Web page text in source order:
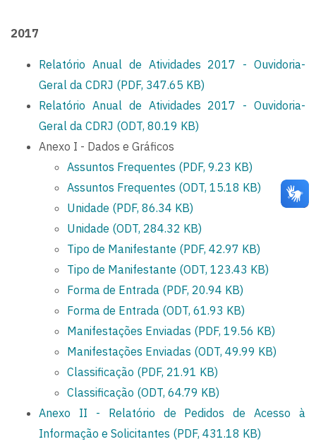
2017
Relatório Anual de Atividades 2017 - Ouvidoria-
Geral da CDRJ (PDF, 347.65 KB)
Relatório Anual de Atividades 2017 - Ouvidoria-
Geral da CDRJ (ODT, 80.19 KB)
Anexo I - Dados e Gráficos
Assuntos Frequentes (PDF, 9.23 KB)
Assuntos Frequentes (ODT, 15.18 KB)
Unidade (PDF, 86.34 KB)
Unidade (ODT, 284.32 KB)
Tipo de Manifestante (PDF, 42.97 KB)
Tipo de Manifestante (ODT, 123.43 KB)
Forma de Entrada (PDF, 20.94 KB)
Forma de Entrada (ODT, 61.93 KB)
Manifestações Enviadas (PDF, 19.56 KB)
Manifestações Enviadas (ODT, 49.99 KB)
Classificação (PDF, 21.91 KB)
Classificação (ODT, 64.79 KB)
Anexo II - Relatório de Pedidos de Acesso à
Informação e Solicitantes (PDF, 431.18 KB)